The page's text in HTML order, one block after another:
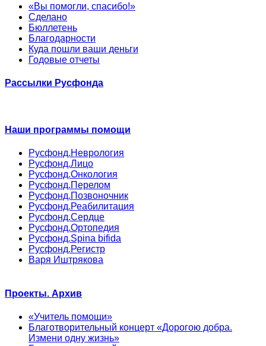
«Вы помогли, спасибо!»
Сделано
Бюллетень
Благодарности
Куда пошли ваши деньги
Годовые отчеты
Рассылки Русфонда
Наши программы помощи
Русфонд.Неврология
Русфонд.Лицо
Русфонд.Онкология
Русфонд.Перелом
Русфонд.Позвоночник
Русфонд.Реабилитация
Русфонд.Сердце
Русфонд.Ортопедия
Русфонд.Spina bifida
Русфонд.Регистр
Варя Иштрякова
Проекты. Архив
«Учитель помощи»
Благотворительный концерт «Дорогою добра.
Измени одну жизнь»